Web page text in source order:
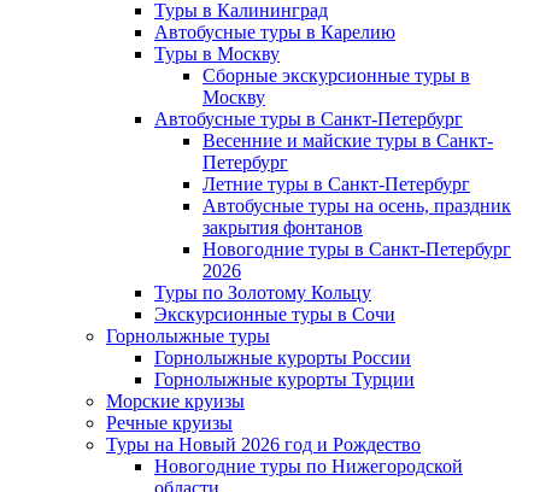
Туры в Калининград
Автобусные туры в Карелию
Туры в Москву
Сборные экскурсионные туры в
Москву
Автобусные туры в Санкт-Петербург
Весенние и майские туры в Санкт-
Петербург
Летние туры в Санкт-Петербург
Автобусные туры на осень, праздник
закрытия фонтанов
Новогодние туры в Санкт-Петербург
2026
Туры по Золотому Кольцу
Экскурсионные туры в Сочи
Горнолыжные туры
Горнолыжные курорты России
Горнолыжные курорты Турции
Морские круизы
Речные круизы
Туры на Новый 2026 год и Рождество
Новогодние туры по Нижегородской
области